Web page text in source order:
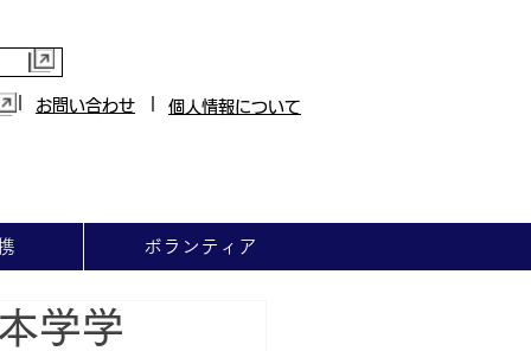
お問い合わせ 個人情報について
ボランティア
学学